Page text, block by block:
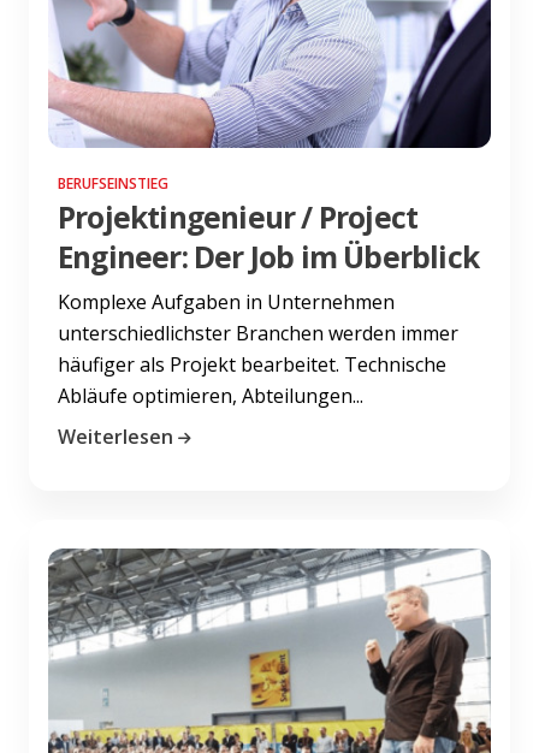
BERUFSEINSTIEG
Projektingenieur / Project
Engineer: Der Job im Überblick
Komplexe Aufgaben in Unternehmen
unterschiedlichster Branchen werden immer
häufiger als Projekt bearbeitet. Technische
Abläufe optimieren, Abteilungen...
Weiterlesen